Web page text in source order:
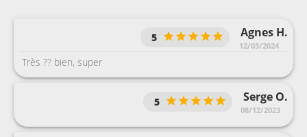
Agnes H.
12/03/2024
5
Très ?? bien, super
Serge O.
08/12/2023
5